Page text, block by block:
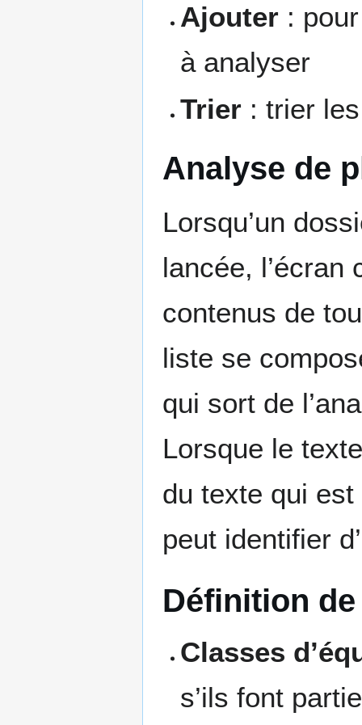
Ajouter :
à analyser
Trier : trier
Analyse de
Lorsqu’un
lancée,
contenus de
liste se
qui sort de
Lorsque le
du texte qui
peut identifier
Définition
Classes
s’ils font